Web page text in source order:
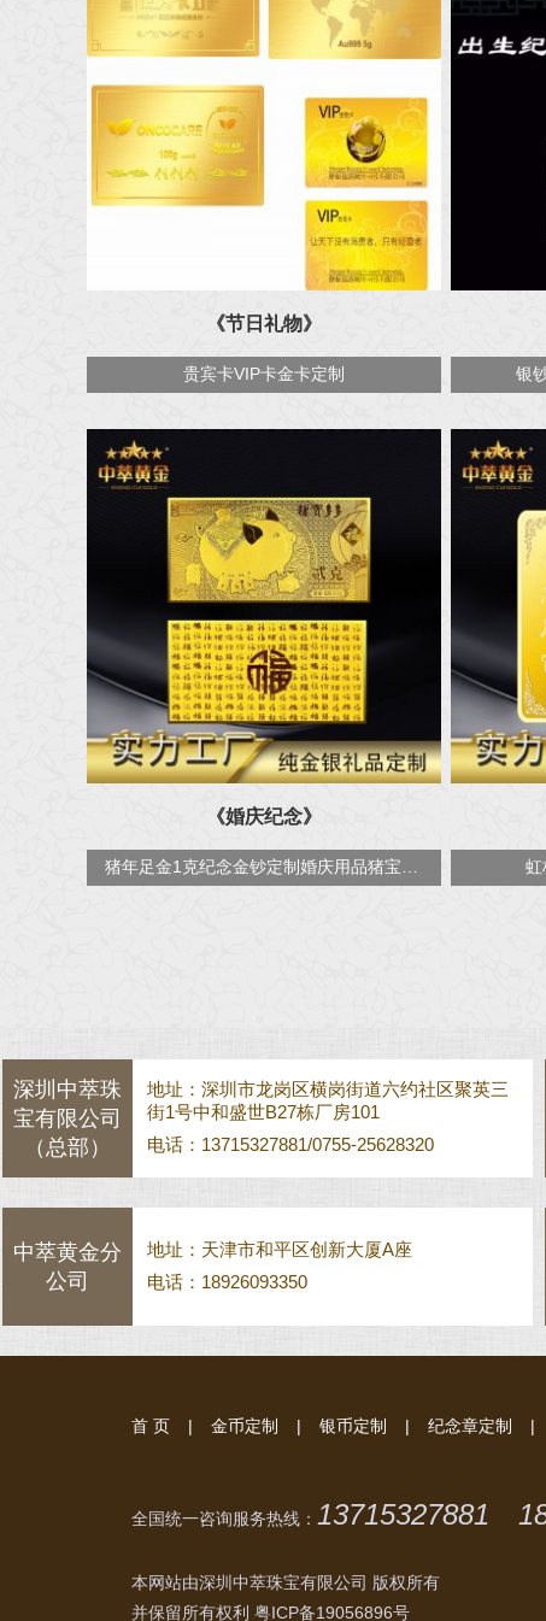
《节日礼物》
贵宾卡VIP卡金卡定制 银
《婚庆纪念》
虹
深圳中萃珠
宝有限公司
（总部）
地址：深圳市龙岗区横岗街道六约社区聚英三
街1号中和盛世B27栋厂房101
电话：13715327881/0755-25628320
中萃黄金分
公司
地址：天津市和平区创新大厦A座
电话：18926093350
首 页 | 金币定制 | 银币定制 | 纪念章定制 |
全国统一咨询服务热线： 13715327881
本网站由深圳中萃珠宝有限公司 版权所有
并保留所有权利 粤ICP备19056896号